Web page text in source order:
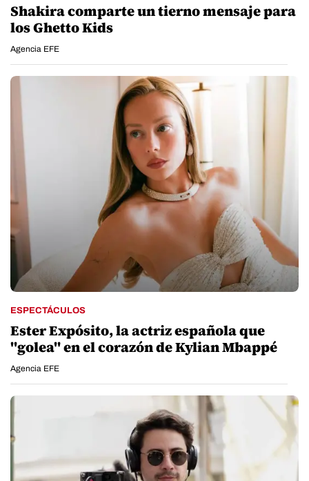
Shakira comparte un tierno mensaje para
los Ghetto Kids
Agencia EFE
ESPECTÁCULOS
Ester Expósito, la actriz española que
"golea" en el corazón de Kylian Mbappé
Agencia EFE